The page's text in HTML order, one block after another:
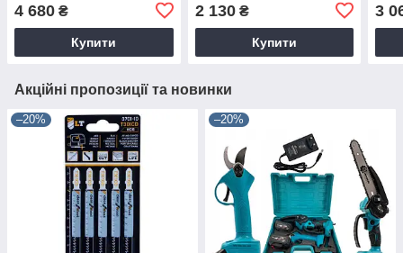
4 680 ₴
Купити
АКБ, 2 А/год)
2 130₴
Купити
3
Акційні пропозиції та новинки
–20% –20%